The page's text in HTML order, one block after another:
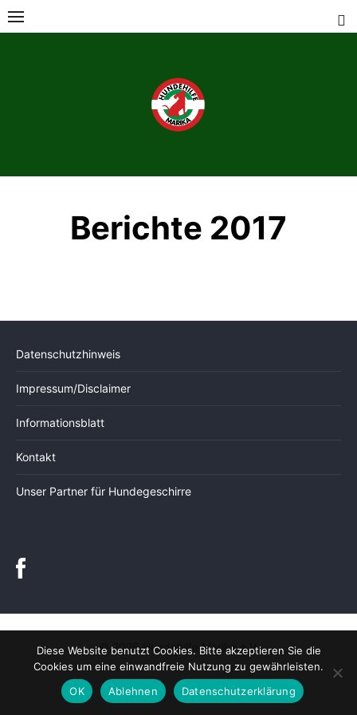
Berichte 2017
Datenschutzhinweis
Impressum/Disclaimer
Informationsblatt
Kontakt
Unser Partner für Hundegeschirre
© 2026 Hundehilfe Marika e.V.
Diese Website benutzt Cookies. Bitte akzeptieren Sie die
Cookies um eine einwandfreie Nutzung zu gewährleisten.
OK
Ablehnen Datenschutzerklärung